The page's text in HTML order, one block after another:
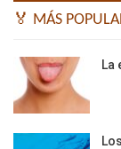
🏅 MÁS
La